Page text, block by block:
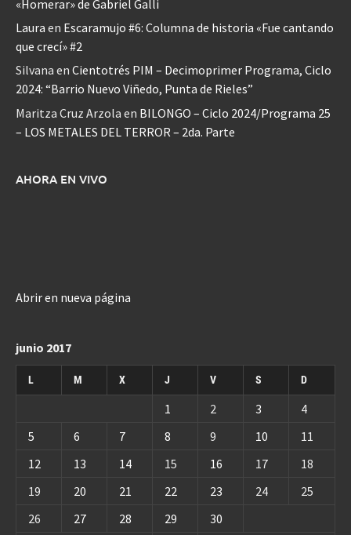
«Homerar» de Gabriel Galli
Laura en Escaramujo #6: Columna de historia «Fue cantando
que crecí» #2
Silvana en Cientotrés PIM – Decimoprimer Programa, Ciclo
2024: “Barrio Nuevo Viñedo, Punta de Rieles”
Maritza Cruz Arzola en BILONGO – Ciclo 2024/Programa 25
– LOS METALES DEL TERROR – 2da. Parte
AHORA EN VIVO
Abrir en nueva página
junio 2017
L M X J V S D
1 2 3
4
5
6 7 8 9 10
11
12
13 14 15 16 17
18
19
20 21 22 23 24
25
26
27 28 29 30